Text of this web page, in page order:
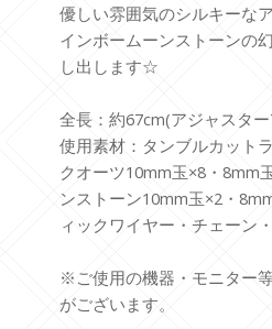
優しい雰囲気のシルキーな
インボームーンストーンの
し出します☆
全長：約67cm(アジャスタ
使用素材：タンブルカット
クオーツ10mm玉×8・8mm
ンストーン10mm玉×2・
ィックワイヤー・チェーン
※ご使用の機器・モニター
がございます。